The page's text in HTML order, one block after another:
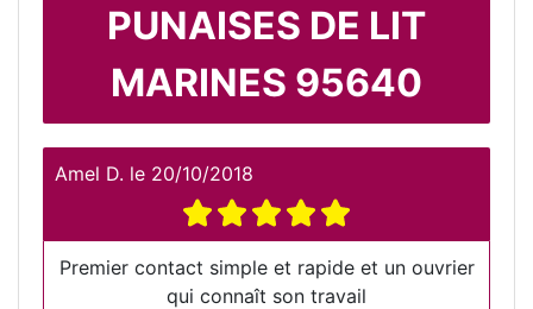
PUNAISES DE LIT
MARINES 95640
Amel D. le 20/10/2018
Premier contact simple et rapide et un ouvrier
qui connaît son travail